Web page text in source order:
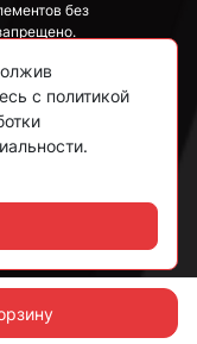
без
исключительно
как
РФ.
с политикой
Чат